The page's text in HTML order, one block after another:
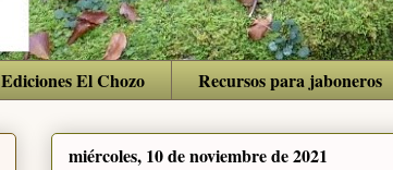
Ediciones El Chozo Recursos para jaboneros
miércoles, 10 de noviembre de 2021